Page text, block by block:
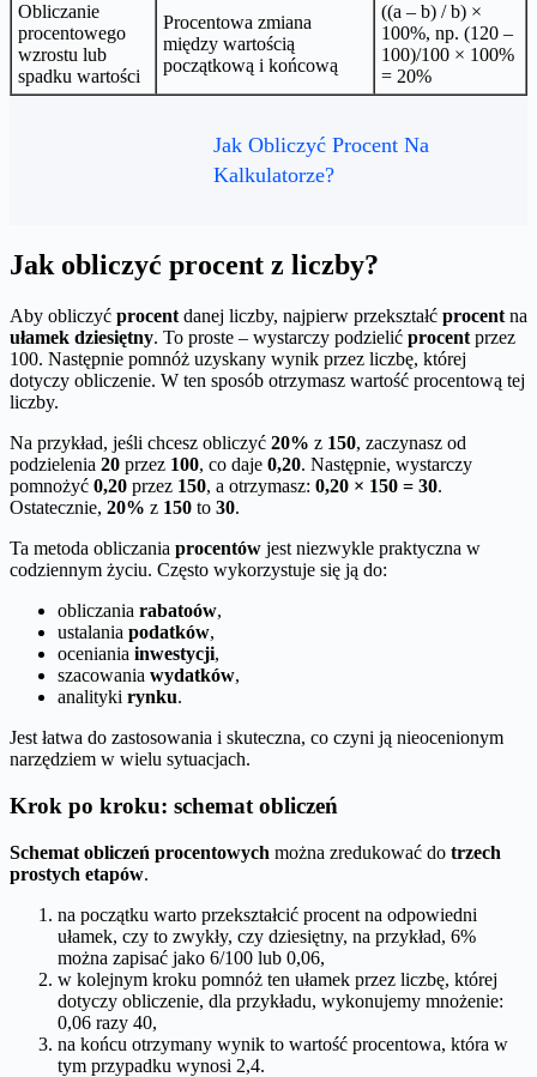
Obliczanie
procentowego
wzrostu lub
spadku wartości
Procentowa zmiana
między wartością
początkową i końcową
((a – b) / b) ×
100%, np. (120 –
100)/100 × 100%
= 20%
Jak Obliczyć Procent Na
Kalkulatorze?
Jak obliczyć procent z liczby?
Aby obliczyć procent danej liczby, najpierw przekształć procent na
ułamek dziesiętny. To proste – wystarczy podzielić procent przez
100. Następnie pomnóż uzyskany wynik przez liczbę, której
dotyczy obliczenie. W ten sposób otrzymasz wartość procentową tej
liczby.
Na przykład, jeśli chcesz obliczyć 20% z 150, zaczynasz od
podzielenia 20 przez 100, co daje 0,20. Następnie, wystarczy
pomnożyć 0,20 przez 150, a otrzymasz: 0,20 × 150 = 30.
Ostatecznie, 20% z 150 to 30.
Ta metoda obliczania procentów jest niezwykle praktyczna w
codziennym życiu. Często wykorzystuje się ją do:
obliczania rabatoów,
ustalania podatków,
oceniania inwestycji,
szacowania wydatków,
analityki rynku.
Jest łatwa do zastosowania i skuteczna, co czyni ją nieocenionym
narzędziem w wielu sytuacjach.
Krok po kroku: schemat obliczeń
Schemat obliczeń procentowych można zredukować do trzech
prostych etapów.
na początku warto przekształcić procent na odpowiedni
ułamek, czy to zwykły, czy dziesiętny, na przykład, 6%
można zapisać jako 6/100 lub 0,06,
w kolejnym kroku pomnóż ten ułamek przez liczbę, której
dotyczy obliczenie, dla przykładu, wykonujemy mnożenie:
0,06 razy 40,
na końcu otrzymany wynik to wartość procentowa, która w
tym przypadku wynosi 2,4.